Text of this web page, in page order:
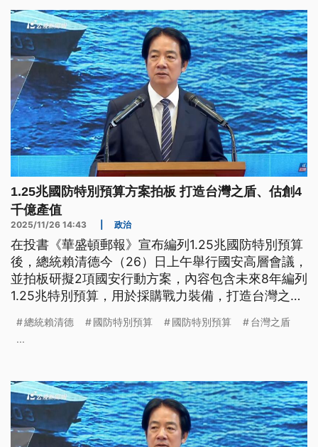
年10月才成立的中華人民共和國無關。
1.25兆國防特別預算方案拍板 打造台灣之盾、估創4
千億產值
2025/11/26 14:43 政治
在投書《華盛頓郵報》宣布編列1.25兆國防特別預算
後，總統賴清德今（26）日上午舉行國安高層會議，
並拍板研擬2項國安行動方案，內容包含未來8年編列
1.25兆特別預算，用於採購戰力裝備，打造台灣之盾
防禦機制。國防部長顧立雄表示，1.25兆特別預算預
估可創造逾4000億產值、9萬名以上工作機會。
總統賴清德 國防特別預算 國防特別預算
台灣之盾
...